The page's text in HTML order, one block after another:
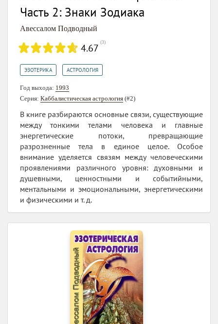
Часть 2: Знаки Зодиака
Авессалом Подводный
4.67 (3)
ЭЗОТЕРИКА АСТРОЛОГИЯ
Год выхода: 1993
Серия: Каббалистическая астрология (#2)
В книге разбираются основные связи, существующие
между тонкими телами человека и главные
энергетические потоки, превращающие
разрозненные тела в единое целое. Особое
внимание уделяется связям между человеческими
проявлениями различного уровня: духовными и
душевными, ценностными и событийными,
ментальными и эмоциональными, энергетическими
и физическими и т. д.